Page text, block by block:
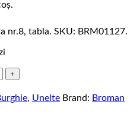
nr.8, tabla. SKU: BRM01127.
, Unelte Brand: Broman